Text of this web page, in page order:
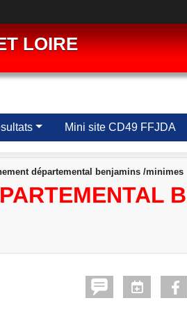
LOIRE
Mini site CD49 FFJDA
départemental benjamins /minimes